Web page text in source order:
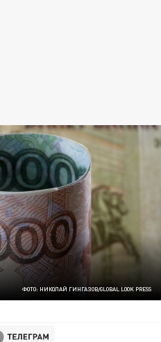
ФОТО: НИКОЛАЙ ГИНГАЗОВ/GLOBAL LOOK PRESS